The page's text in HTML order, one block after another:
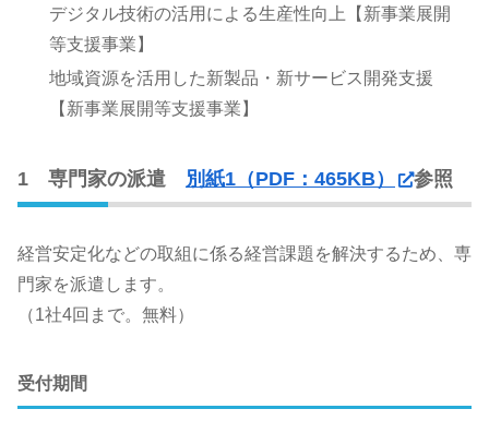
デジタル技術の活用による生産性向上【新事業展開
等支援事業】
地域資源を活用した新製品・新サービス開発支援
【新事業展開等支援事業】
1 専門家の派遣 別紙1（PDF：465KB） 参照
経営安定化などの取組に係る経営課題を解決するため、専
門家を派遣します。
（1社4回まで。無料）
受付期間